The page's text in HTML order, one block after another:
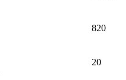
820
20